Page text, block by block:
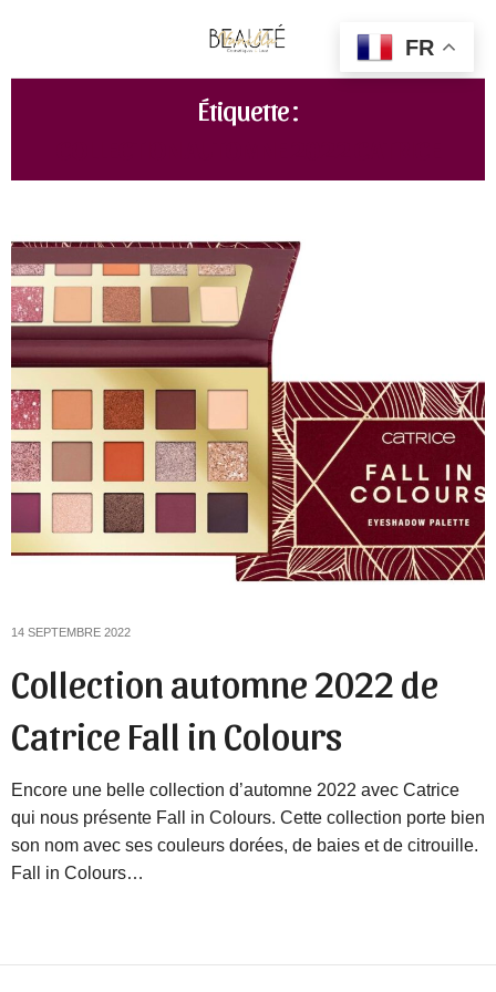
Étiquette :
14 SEPTEMBRE 2022
Collection automne 2022 de
Catrice Fall in Colours
Encore une belle collection d’automne 2022 avec Catrice
qui nous présente Fall in Colours. Cette collection porte bien
son nom avec ses couleurs dorées, de baies et de citrouille.
Fall in Colours…
FR